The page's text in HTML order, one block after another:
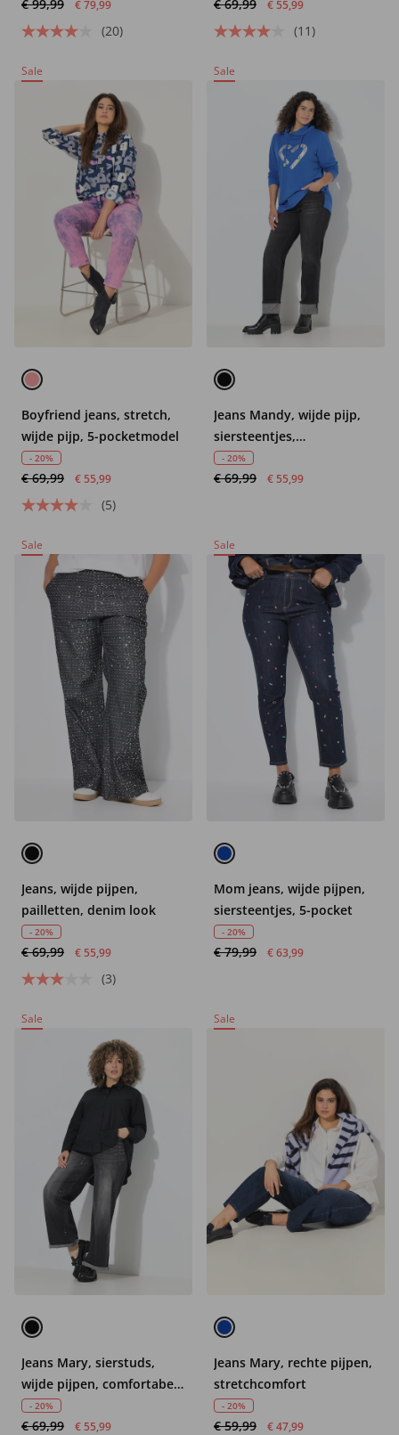
katoen
€ 99,99 € 79,99
(20)
€ 69,99 € 55,99
(11)
Sale
Boyfriend jeans, stretch,
wijde pijp, 5-pocketmodel
- 20%
€ 69,99 € 55,99
(5)
Sale
Jeans Mandy, wijde pijp,
siersteentjes,
comfortabele tailleband
- 20%
€ 69,99 € 55,99
Sale
Jeans, wijde pijpen,
pailletten, denim look
- 20%
€ 69,99 € 55,99
(3)
Sale
Mom jeans, wijde pijpen,
siersteentjes, 5-pocket
- 20%
€ 79,99 € 63,99
Sale
Jeans Mary, sierstuds,
wijde pijpen, comfortabele
tailleband
- 20%
€ 69,99 € 55,99
Sale
Jeans Mary, rechte pijpen,
stretchcomfort
- 20%
€ 59,99 € 47,99